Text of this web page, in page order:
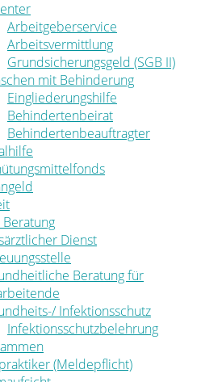
Arbeitgeberservice
Arbeitsvermittlung
Grundsicherungsgeld (SGB II)
mit Behinderung
Eingliederungshilfe
Behindertenbeirat
Behindertenbeauftragter
Dienst
Beratung für
Infektionsschutz
Infektionsschutzbelehrung
(Meldepflicht)